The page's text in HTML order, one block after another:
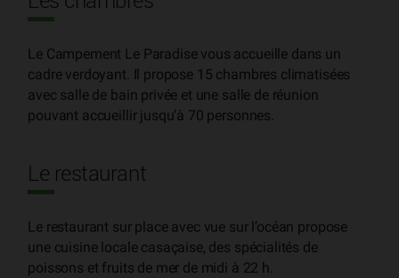
Le Campement Le Paradise vous accueille dans un
cadre verdoyant. Il propose 15 chambres climatisées
avec salle de bain privée et une salle de réunion
pouvant accueillir jusqu’à 70 personnes.
Le restaurant
Le restaurant sur place avec vue sur l’océan propose
une cuisine locale casaçaise, des spécialités de
poissons et fruits de mer de midi à 22 h.